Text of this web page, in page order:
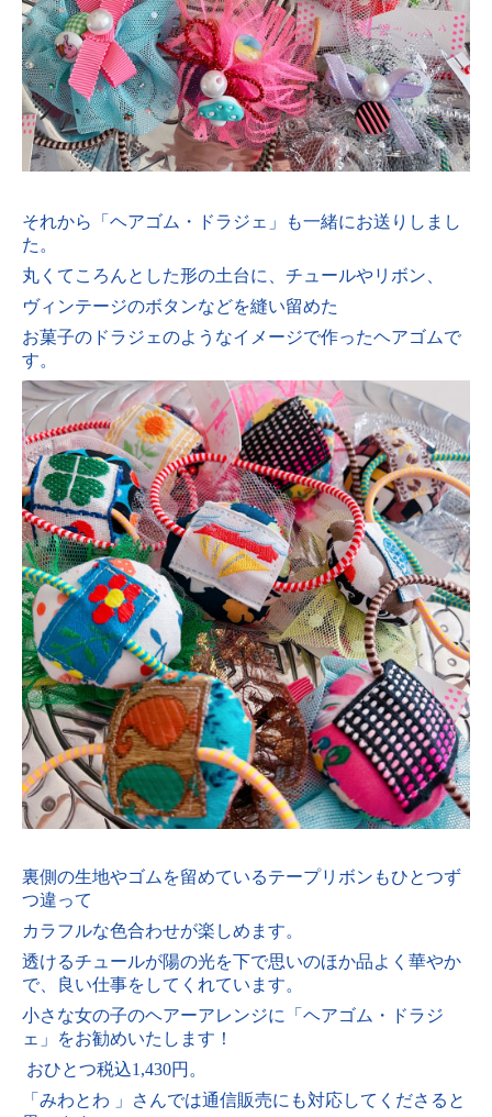
それから「ヘアゴム・ドラジェ」も一緒にお送りしまし
た。
丸くてころんとした形の土台に、チュールやリボン、
ヴィンテージのボタンなどを縫い留めた
お菓子のドラジェのようなイメージで作ったヘアゴムで
す。
裏側の生地やゴムを留めているテープリボンもひとつず
つ違って
カラフルな色合わせが楽しめます。
透けるチュールが陽の光を下で思いのほか品よく華やか
で、良い仕事をしてくれています。
小さな女の子のヘアーアレンジに「ヘアゴム・ドラジ
ェ」をお勧めいたします！
おひとつ税込1,430円。
「みわとわ 」さんでは通信販売にも対応してくださると